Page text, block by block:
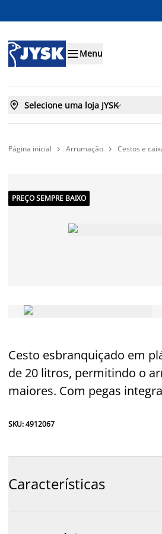
Menu
 Selecione uma loja JYSK
Página inicial  Arrumação  Cestos e
PREÇO SEMPRE BAIXO
Cesto esbranquiçado em
de 20 litros, permitindo o
maiores. Com pegas
SKU: 4912067
Características